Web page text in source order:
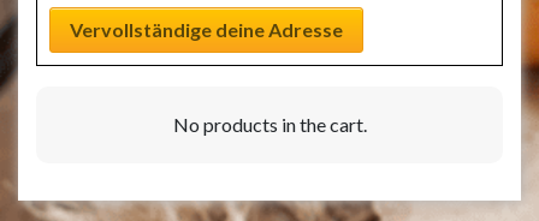
Vervollständige deine Adresse
No products in the cart.